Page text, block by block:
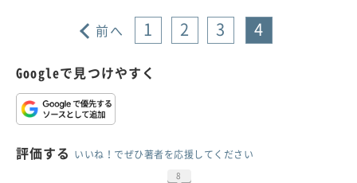
前へ 1 2 3 4
Googleで見つけやすく
評価する いいね！でぜひ著者を応援してください
8